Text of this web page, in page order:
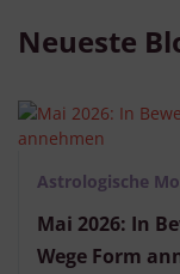
Neueste
Mai 2026: In
Wege Form
Astrologische